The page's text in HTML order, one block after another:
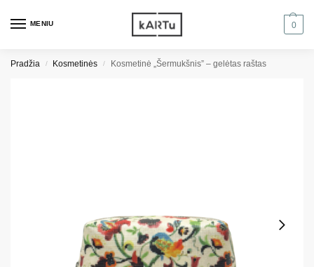
MENIU 0
Pradžia / Kosmetinės / Kosmetinė „Šermukšnis” – gelėtas raštas